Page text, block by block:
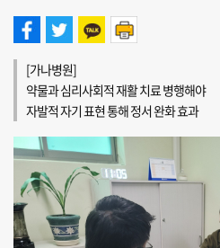
[가나병원]
약물과 심리사회적 재활 치료 병행해야
자발적 자기 표현 통해 정서 완화 효과